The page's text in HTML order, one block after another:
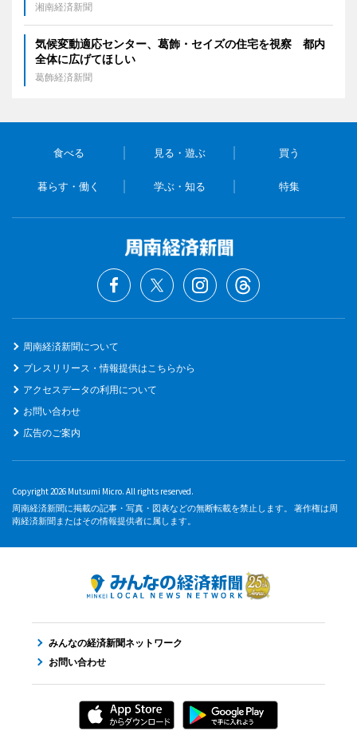
湘南経済新聞
気候変動適応センター、葛飾・セイズの住宅を視察 都内
全体に広げてほしい
葛飾経済新聞
食べる 見る・遊ぶ 買う
暮らす・働く 学ぶ・知る 特集
周南経済新聞について
プレスリリース・情報提供はこちらから
アクセスデータの利用について
お問い合わせ
広告のご案内
Copyright 2026 Mutsumi Micro. All rights reserved.
周南経済新聞に掲載の記事・写真・図表などの無断転載を禁止します。 著作権は周
南経済新聞またはその情報提供者に属します。
みんなの経済新聞ネットワーク
お問い合わせ